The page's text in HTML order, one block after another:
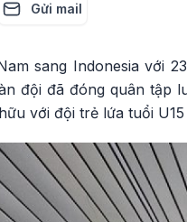
Gửi mail
sang Indonesia với
đội đã đóng quân tập
với đội trẻ lứa tuổi U15